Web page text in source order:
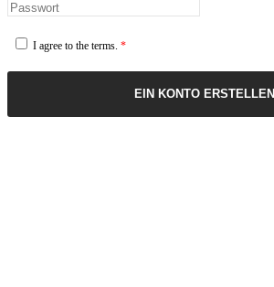
I agree to the terms. *
EIN KONTO ERSTELLEN